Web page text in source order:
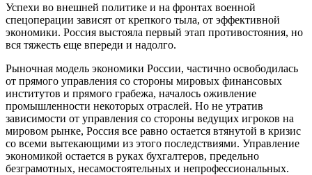
Успехи во внешней политике и на фронтах военной
спецоперации зависят от крепкого тыла, от эффективной
экономики. Россия выстояла первый этап противостояния, но
вся тяжесть еще впереди и надолго.
Рыночная модель экономики России, частично освободилась
от прямого управления со стороны мировых финансовых
институтов и прямого грабежа, началось оживление
промышленности некоторых отраслей. Но не утратив
зависимости от управления со стороны ведущих игроков на
мировом рынке, Россия все равно остается втянутой в кризис
со всеми вытекающими из этого последствиями. Управление
экономикой остается в руках бухгалтеров, предельно
безграмотных, несамостоятельных и непрофессиональных.